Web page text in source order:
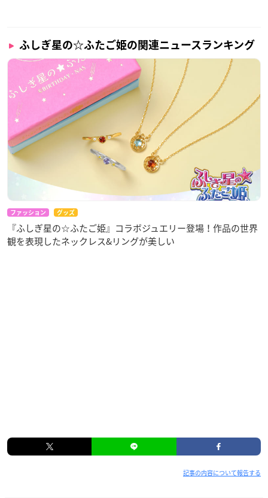
※復刻縮刷版では、諸般の事情により下記は未掲載となりま
す。予めご了承ください。
「ふしぎ星の☆ふたご姫 キャラクターディテールブック２」
P66～70 インタビュー #2.Character Voice -Second-
☆「ふしぎ星の☆ふたご姫 Gyu!」BD-BOX
・「キャラクターファンブック（ジャイブ刊）」復刻縮刷版
・スぺシャルブックレット（新規スタッフインタビュー、イラ
ストギャラリー収録）
映像特典：OP＆EDノンクレジット映像 ほか
ふしぎ星の☆ふたご姫の関連ニュースランキング
ファッション グッズ
『ふしぎ星の☆ふたご姫』コラボジュエリー登場！作品の世界
観を表現したネックレス&リングが美しい
記事の内容について報告する